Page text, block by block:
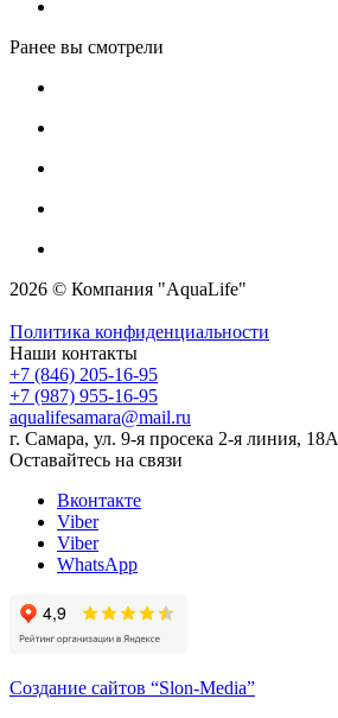
Ранее вы смотрели
2026 © Компания "AquaLife"
Политика конфиденциальности
Наши контакты
+7 (846) 205-16-95
+7 (987) 955-16-95
aqualifesamara@mail.ru
г. Самара, ул. 9-я просека 2-я линия, 18А
Оставайтесь на связи
Вконтакте
Viber
Viber
WhatsApp
Создание сайтов “Slon-Media”